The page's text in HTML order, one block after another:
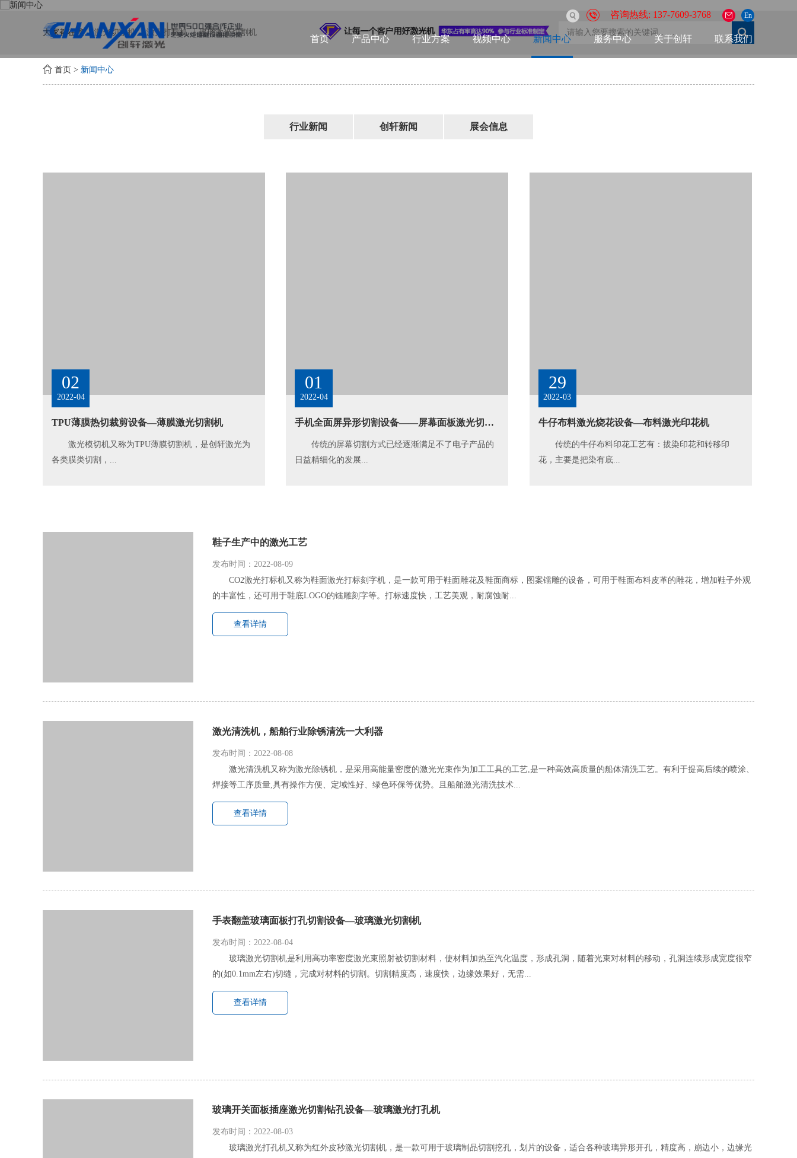
En
咨询热线: 137-7609-3768
首页 产品中心 行业方案 视频中心 新闻中心 服务中心 关于创轩 联系我们
大家都在搜: 激光切割机 激光打标机 玻璃激光切割机
首页 > 新闻中心
行业新闻 创轩新闻 展会信息
02
2022-04
TPU薄膜热切裁剪设备—薄膜激光切割机
激光模切机又称为TPU薄膜切割机，是创轩激光为
各类膜类切割，...
01
2022-04
手机全面屏异形切割设备——屏幕面板激光切割机
传统的屏幕切割方式已经逐渐满足不了电子产品的
日益精细化的发展...
29
2022-03
牛仔布料激光烧花设备—布料激光印花机
传统的牛仔布料印花工艺有：拔染印花和转移印
花，主要是把染有底...
鞋子生产中的激光工艺
发布时间：2022-08-09
CO2激光打标机又称为鞋面激光打标刻字机，是一款可用于鞋面雕花及鞋面商标，图案镭雕的设备，可用于鞋面布料皮革的雕花，增加鞋子外观
的丰富性，还可用于鞋底LOGO的镭雕刻字等。打标速度快，工艺美观，耐腐蚀耐...
查看详情
激光清洗机，船舶行业除锈清洗一大利器
发布时间：2022-08-08
激光清洗机又称为激光除锈机，是采用高能量密度的激光光束作为加工工具的工艺,是一种高效高质量的船体清洗工艺。有利于提高后续的喷涂、
焊接等工序质量,具有操作方便、定域性好、绿色环保等优势。且船舶激光清洗技术...
查看详情
手表翻盖玻璃面板打孔切割设备—玻璃激光切割机
发布时间：2022-08-04
玻璃激光切割机是利用高功率密度激光束照射被切割材料，使材料加热至汽化温度，形成孔洞，随着光束对材料的移动，孔洞连续形成宽度很窄
的(如0.1mm左右)切缝，完成对材料的切割。切割精度高，速度快，边缘效果好，无需...
查看详情
玻璃开关面板插座激光切割钻孔设备—玻璃激光打孔机
发布时间：2022-08-03
玻璃激光打孔机又称为红外皮秒激光切割机，是一款可用于玻璃制品切割挖孔，划片的设备，适合各种玻璃异形开孔，精度高，崩边小，边缘光